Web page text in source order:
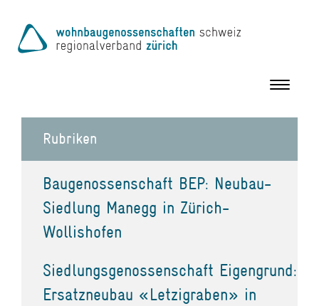
Toggle
Rubriken
Baugenossenschaft BEP: Neubau-
Siedlung Manegg in Zürich-
Wollishofen
Siedlungsgenossenschaft Eigengrund:
Ersatzneubau «Letzigraben» in